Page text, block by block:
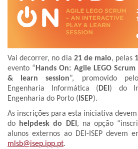
Vai decorrer, no dia 21 de maio, pelas
evento “ Hands On: Agile LEGO
& learn session”, promovido
Engenharia Informática ( DEI ) do
Engenharia do Porto ( ISEP).
As inscrições para esta iniciativa
do
helpdesk do DEI , na opção
alunos externos ao DEI-ISEP devem
mlsb@isep.ipp.pt.